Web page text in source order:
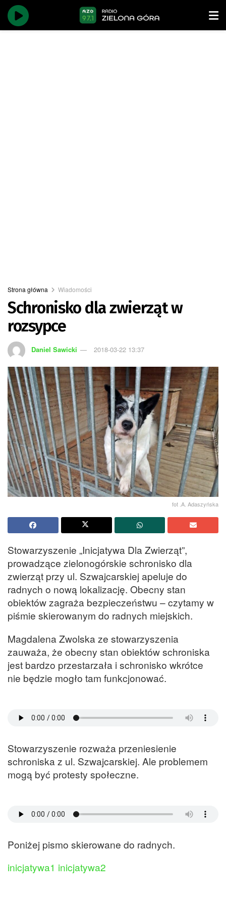
Strona główna Wiadomości
Schronisko dla zwierząt w
rozsypce
Daniel Sawicki 2018-03-22 13:37
fot .A. Adaszyńska
Stowarzyszenie „Inicjatywa Dla Zwierząt”,
prowadzące zielonogórskie schronisko dla
zwierząt przy ul. Szwajcarskiej apeluje do
radnych o nową lokalizację. Obecny stan
obiektów zagraża bezpieczeństwu – czytamy w
piśmie skierowanym do radnych miejskich.
Magdalena Zwolska ze stowarzyszenia
zauważa, że obecny stan obiektów schroniska
jest bardzo przestarzała i schronisko wkrótce
nie będzie mogło tam funkcjonować.
Stowarzyszenie rozważa przeniesienie
schroniska z ul. Szwajcarskiej. Ale problemem
mogą być protesty społeczne.
Poniżej pismo skierowane do radnych.
inicjatywa1 inicjatywa2